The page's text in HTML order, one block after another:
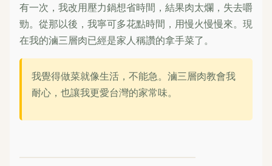
有一次，我改用壓力鍋想省時間，結果肉太爛，失去嚼
勁。從那以後，我寧可多花點時間，用慢火慢慢來。現
在我的滷三層肉已經是家人稱讚的拿手菜了。
我覺得做菜就像生活，不能急。滷三層肉教會我
耐心，也讓我更愛台灣的家常味。